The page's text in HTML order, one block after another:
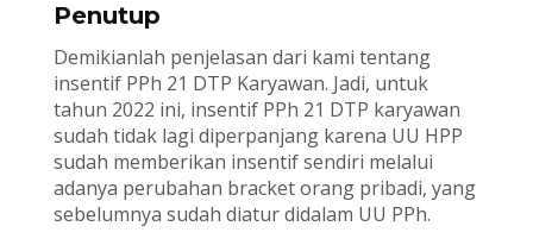
Penutup
Demikianlah penjelasan dari kami tentang
insentif PPh 21 DTP Karyawan. Jadi, untuk
tahun 2022 ini, insentif PPh 21 DTP karyawan
sudah tidak lagi diperpanjang karena UU HPP
sudah memberikan insentif sendiri melalui
adanya perubahan bracket orang pribadi, yang
sebelumnya sudah diatur didalam UU PPh.